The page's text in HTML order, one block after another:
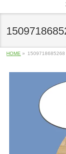
HOME » 1509718685268